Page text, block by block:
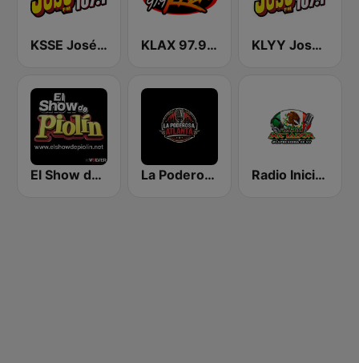
KSSE José 97.5 y 107.1 KLAX 97.9 La Raza FM KLYY José 97.5 y 107.1
El Show de Piolín La Poderosa Atlanta Radio Iniciador